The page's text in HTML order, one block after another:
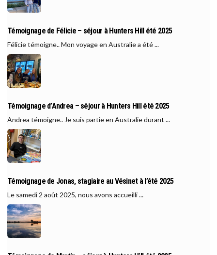
Témoignage de Félicie – séjour à Hunters Hill été 2025
Félicie témoigne.. Mon voyage en Australie a été ...
Témoignage d’Andrea – séjour à Hunters Hill été 2025
Andrea témoigne.. Je suis partie en Australie durant ...
Témoignage de Jonas, stagiaire au Vésinet à l’été 2025
Le samedi 2 août 2025, nous avons accueilli ...